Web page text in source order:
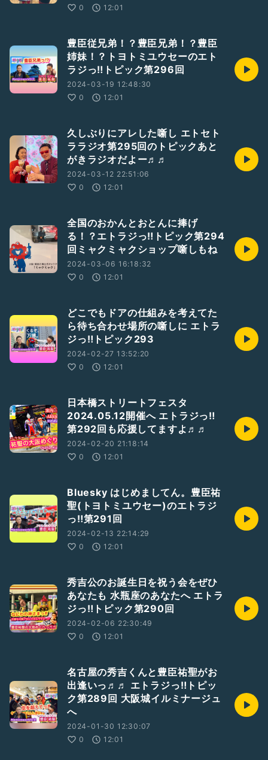
0
12:01
豊臣従兄弟！？豊臣兄弟！？豊臣
姉妹！？トヨトミユウセーのエト
ラジっ‼︎トピック第296回
2024-03-19 12:48:30
0
12:01
久しぶりにアレした噺し エトセト
ララジオ第295回のトピックあと
がきラジオだよー♬♬
2024-03-12 22:51:06
0
12:01
全国のおかんとおとんに捧げ
る！？エトラジっ‼︎トピック第294
回ミャクミャクショップ噺しもね
2024-03-06 16:18:32
0
12:01
どこでもドアの仕組みを考えてた
ら待ち合わせ場所の噺しに エトラ
ジっ‼︎トピック293
2024-02-27 13:52:20
0
12:01
日本橋ストリートフェスタ
2024.05.12開催へ エトラジっ‼︎
第292回も応援してますよ♬♬
2024-02-20 21:18:14
0
12:01
Bluesky はじめましてん。豊臣祐
聖(トヨトミユウセー)のエトラジ
っ‼︎第291回
2024-02-13 22:14:29
0
12:01
秀吉公のお誕生日を祝う会をぜひ
あなたも 水瓶座のあなたへ エトラ
ジっ‼︎トピック第290回
2024-02-06 22:30:49
0
12:01
名古屋の秀吉くんと豊臣祐聖がお
出逢いっ♬♬ エトラジっ‼︎トピッ
ク第289回 大阪城イルミナージュ
へ
2024-01-30 12:30:07
0
12:01